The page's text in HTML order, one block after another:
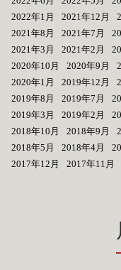
2022年1月
2021年12月
2021年8月
2021年7月
2021年3月
2021年2月
2020年10月
2020年9月
2020年1月
2019年12月
2019年8月
2019年7月
2019年3月
2019年2月
2018年10月
2018年9月
2018年5月
2018年4月
2017年12月
2017年11月